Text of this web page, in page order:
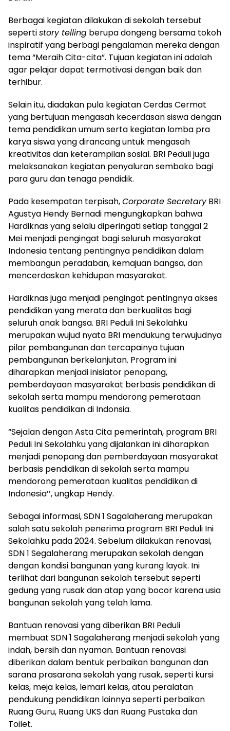
Berbagai kegiatan dilakukan di sekolah tersebut
sepertistory telling berupa dongeng bersama tokoh
inspiratif yang berbagi pengalaman mereka dengan
tema “Meraih Cita-cita”. Tujuan kegiatan ini adalah
agar pelajar dapat termotivasi dengan baik dan
terhibur.
Selain itu, diadakan pula kegiatan Cerdas Cermat
yang bertujuan mengasah kecerdasan siswa dengan
tema pendidikan umum serta kegiatan lomba pra
karya siswa yang dirancang untuk mengasah
kreativitas dan keterampilan sosial. BRI Peduli juga
melaksanakan kegiatan penyaluran sembako bagi
para guru dan tenaga pendidik.
Pada kesempatan terpisah,Corporate SecretaryBRI
Agustya Hendy Bernadi mengungkapkan bahwa
Hardiknas yang selalu diperingati setiap tanggal 2
Mei menjadi pengingat bagi seluruh masyarakat
Indonesia tentang pentingnya pendidikan dalam
membangun peradaban, kemajuan bangsa, dan
mencerdaskan kehidupan masyarakat.
Hardiknas juga menjadi pengingat pentingnya akses
pendidikan yang merata dan berkualitas bagi
seluruh anak bangsa. BRI Peduli Ini Sekolahku
merupakan wujud nyata BRI mendukung terwujudnya
pilar pembangunan dan tercapainya tujuan
pembangunan berkelanjutan. Program ini
diharapkan menjadi inisiator penopang,
pemberdayaan masyarakat berbasis pendidikan di
sekolah serta mampu mendorong pemerataan
kualitas pendidikan di Indonsia.
“Sejalan dengan Asta Cita pemerintah, program BRI
Peduli Ini Sekolahku yang dijalankan ini diharapkan
menjadi penopang dan pemberdayaan masyarakat
berbasis pendidikan di sekolah serta mampu
mendorong pemerataan kualitas pendidikan di
Indonesia’’, ungkap Hendy.
Sebagai informasi, SDN 1 Sagalaherang merupakan
salah satu sekolah penerima program BRI Peduli Ini
Sekolahku pada 2024. Sebelum dilakukan renovasi,
SDN 1 Segalaherang merupakan sekolah dengan
dengan kondisi bangunan yang kurang layak. Ini
terlihat dari bangunan sekolah tersebut seperti
gedung yang rusak dan atap yang bocor karena usia
bangunan sekolah yang telah lama.
Bantuan renovasi yang diberikan BRI Peduli
membuat SDN 1 Sagalaherang menjadi sekolah yang
indah, bersih dan nyaman. Bantuan renovasi
diberikan dalam bentuk perbaikan bangunan dan
sarana prasarana sekolah yang rusak, seperti kursi
kelas, meja kelas, lemari kelas, atau peralatan
pendukung pendidikan lainnya seperti perbaikan
Ruang Guru, Ruang UKS dan Ruang Pustaka dan
Toilet.